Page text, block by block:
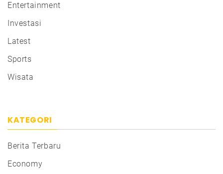
Entertainment
Investasi
Latest
Sports
Wisata
KATEGORI
Berita Terbaru
Economy